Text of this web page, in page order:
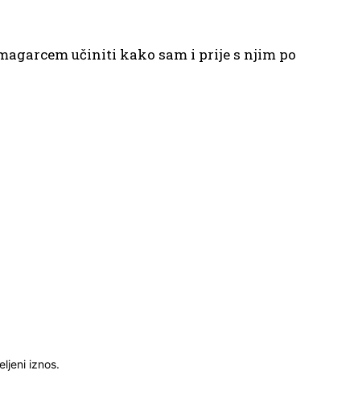
učiniti kako sam i prije s njim po
iznos.